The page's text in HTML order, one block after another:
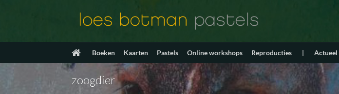
Boeken Kaarten Pastels Online workshops Reproducties | Actueel
zoogdier